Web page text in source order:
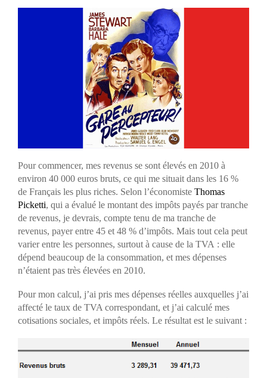
Pour commencer, mes revenus se sont élevés en 2010 à
environ 40 000 euros bruts, ce qui me situait dans les 16 %
de Français les plus riches. Selon l’économiste Thomas
Picketti, qui a évalué le montant des impôts payés par tranche
de revenus, je devrais, compte tenu de ma tranche de
revenus, payer entre 45 et 48 % d’impôts. Mais tout cela peut
varier entre les personnes, surtout à cause de la TVA : elle
dépend beaucoup de la consommation, et mes dépenses
n’étaient pas très élevées en 2010.
Pour mon calcul, j’ai pris mes dépenses réelles auxquelles j’ai
affecté le taux de TVA correspondant, et j’ai calculé mes
cotisations sociales, et impôts réels. Le résultat est le suivant :